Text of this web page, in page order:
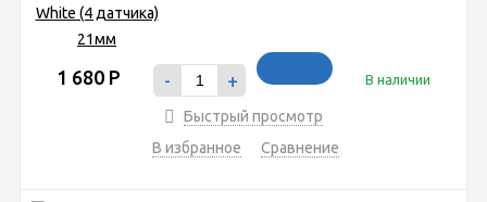
1 680 Р - + В наличии
Быстрый просмотр
В избранное
Сравнение